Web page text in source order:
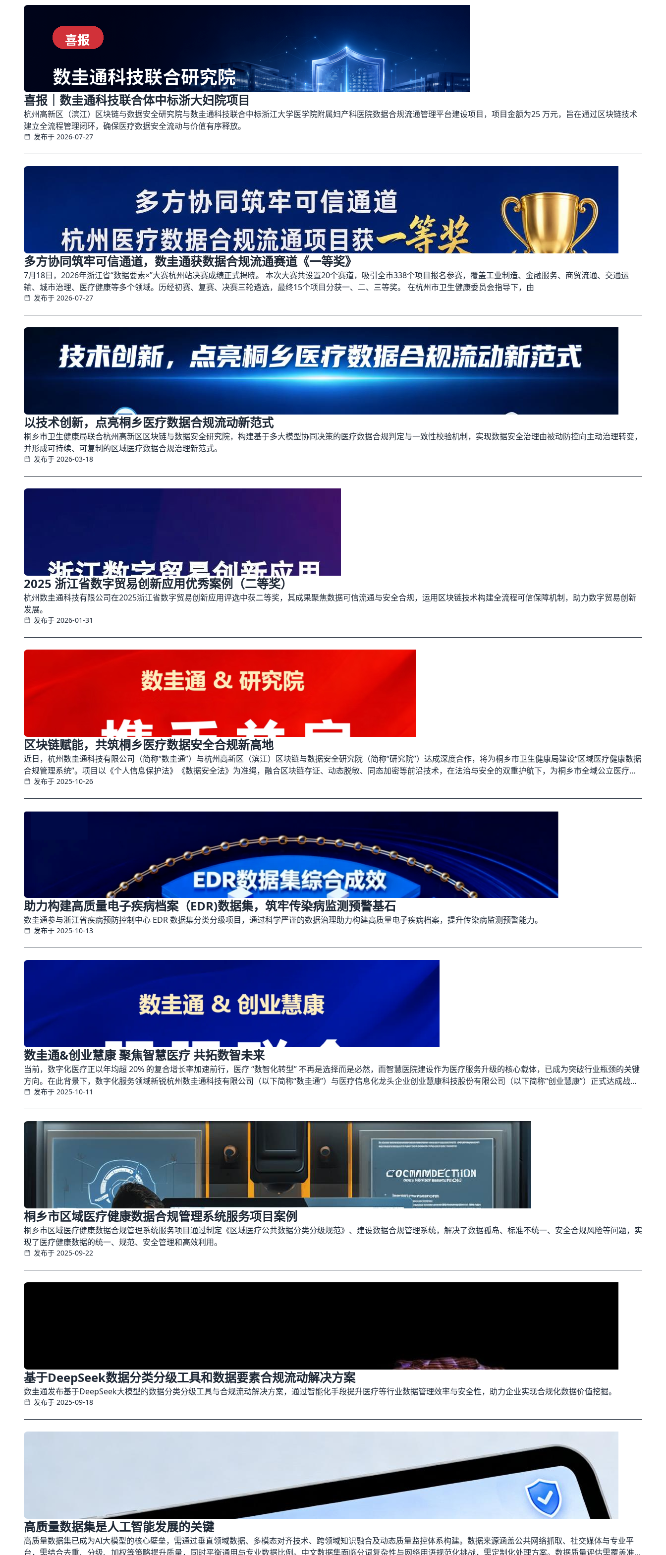
喜报｜数圭通科技联合体中标浙大妇院项目
杭州高新区（滨江）区块链与数据安全研究院与数圭通科技联合中标浙江大学医学院附属妇产科医院数据合规流通管理平台建设项目，项目金额为25 万元，旨在通过区块链技术
建立全流程管理闭环，确保医疗数据安全流动与价值有序释放。
发布于 2026-07-27
多方协同筑牢可信通道，数圭通获数据合规流通赛道《一等奖》
7月18日，2026年浙江省“数据要素×”大赛杭州站决赛成绩正式揭晓。 本次大赛共设置20个赛道，吸引全市338个项目报名参赛，覆盖工业制造、金融服务、商贸流通、交通运
输、城市治理、医疗健康等多个领域。历经初赛、复赛、决赛三轮遴选，最终15个项目分获一、二、三等奖。 在杭州市卫生健康委员会指导下，由
发布于 2026-07-27
以技术创新，点亮桐乡医疗数据合规流动新范式
桐乡市卫生健康局联合杭州高新区区块链与数据安全研究院，构建基于多大模型协同决策的医疗数据合规判定与一致性校验机制，实现数据安全治理由被动防控向主动治理转变，
并形成可持续、可复制的区域医疗数据合规治理新范式。
发布于 2026-03-18
2025 浙江省数字贸易创新应用优秀案例（二等奖）
杭州数圭通科技有限公司在2025浙江省数字贸易创新应用评选中获二等奖，其成果聚焦数据可信流通与安全合规，运用区块链技术构建全流程可信保障机制，助力数字贸易创新
发展。
发布于 2026-01-31
区块链赋能，共筑桐乡医疗数据安全合规新高地
近日，杭州数圭通科技有限公司（简称“数圭通”）与杭州高新区（滨江）区块链与数据安全研究院（简称“研究院”）达成深度合作，将为桐乡市卫生健康局建设“区域医疗健康数据
合规管理系统”。项目以《个人信息保护法》《数据安全法》为准绳，融合区块链存证、动态脱敏、同态加密等前沿技术，在法治与安全的双重护航下，为桐乡市全域公立医疗机
构、基层卫生网络及后续多元医疗主体提供覆盖“采集—存储—共享—销毁”全生命周期的合规支撑，让医疗数据用得放心、流得顺畅、价值充分释放，共同打造县域数据治理的
发布于 2025-10-26
助力构建高质量电子疾病档案（EDR)数据集，筑牢传染病监测预警基石
数圭通参与浙江省疾病预防控制中心 EDR 数据集分类分级项目，通过科学严谨的数据治理助力构建高质量电子疾病档案，提升传染病监测预警能力。
发布于 2025-10-13
数圭通&创业慧康 聚焦智慧医疗 共拓数智未来
当前，数字化医疗正以年均超 20% 的复合增长率加速前行，医疗 “数智化转型” 不再是选择而是必然，而智慧医院建设作为医疗服务升级的核心载体，已成为突破行业瓶颈的关键
方向。在此背景下，数字化服务领域新锐杭州数圭通科技有限公司（以下简称“数圭通”）与医疗信息化龙头企业创业慧康科技股份有限公司（以下简称“创业慧康”）正式达成战略
合作 —— 双方将紧扣智慧医院建设核心需求，以技术互补为支撑、以场景落地为目标，围绕三大核心领域展开深入的产品开发与解决方案合作，携手破解建设难题，共同开拓医
发布于 2025-10-11
桐乡市区域医疗健康数据合规管理系统服务项目案例
桐乡市区域医疗健康数据合规管理系统服务项目通过制定《区域医疗公共数据分类分级规范》、建设数据合规管理系统，解决了数据孤岛、标准不统一、安全合规风险等问题，实
现了医疗健康数据的统一、规范、安全管理和高效利用。
发布于 2025-09-22
基于DeepSeek数据分类分级工具和数据要素合规流动解决方案
数圭通发布基于DeepSeek大模型的数据分类分级工具与合规流动解决方案，通过智能化手段提升医疗等行业数据管理效率与安全性，助力企业实现合规化数据价值挖掘。
发布于 2025-09-18
高质量数据集是人工智能发展的关键
高质量数据集已成为AI大模型的核心壁垒，需通过垂直领域数据、多模态对齐技术、跨领域知识融合及动态质量监控体系构建。数据来源涵盖公共网络抓取、社交媒体与专业平
台，需结合去重、分级、加权等策略提升质量，同时平衡通用与专业数据比例。中文数据集面临分词复杂性与网络用语规范化挑战，需定制化处理方案。数据质量评估需覆盖准确